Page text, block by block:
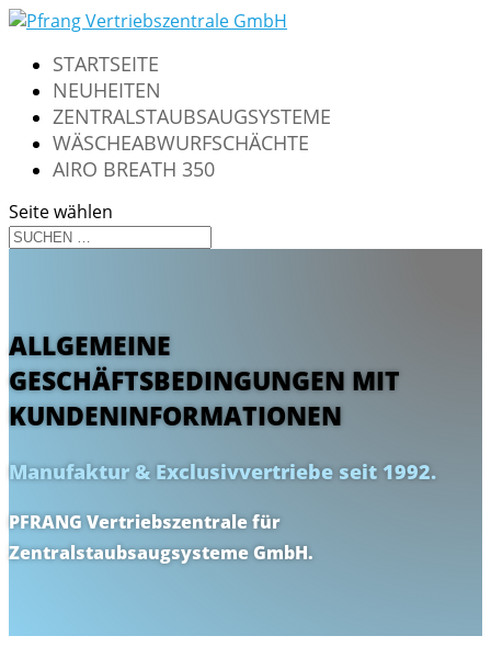
STARTSEITE
NEUHEITEN
ZENTRALSTAUBSAUGSYSTEME
WÄSCHEABWURFSCHÄCHTE
AIRO BREATH 350
Seite wählen
ALLGEMEINE
GESCHÄFTSBEDINGUNGEN MIT
KUNDENINFORMATIONEN
Manufaktur & Exclusivvertriebe seit 1992.
PFRANG Vertriebszentrale für
Zentralstaubsaugsysteme GmbH.